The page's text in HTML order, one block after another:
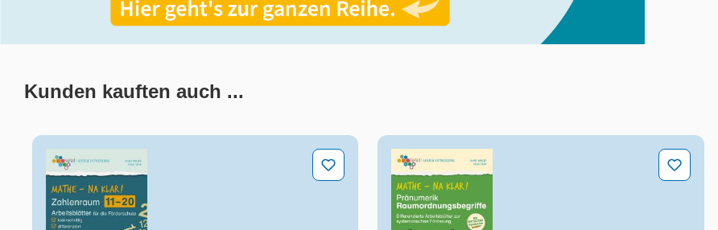
Kunden kauften auch ...
Mathe - na klar! Zahlenraum 11-20 Mathe - na klar! Pränumerik: Raumordnungsbegriffe